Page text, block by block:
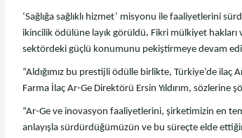
‘Sağlığa sağlıklı hizmet’ misyonu ile faaliyetlerini
ikincilik ödülüne layık görüldü. Fikri mülkiyet hakları
sektördeki güçlü konumunu pekiştirmeye devam
“Aldığımız bu prestijli ödülle birlikte, Türkiye’de
Farma İlaç Ar-Ge Direktörü Ersin Yıldırım, sözlerine
“Ar-Ge ve inovasyon faaliyetlerini, şirketimizin en
anlayışla sürdürdüğümüzün ve bu süreçte elde